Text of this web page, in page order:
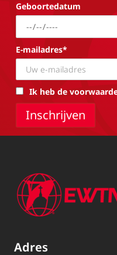
Geboortedatum
E-mailadres*
Ik heb de
Adres